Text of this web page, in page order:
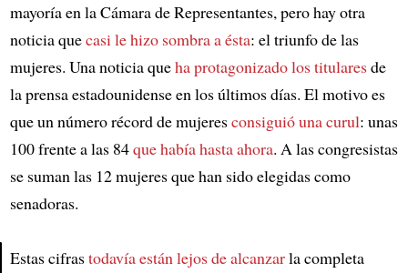
mayoría en la Cámara de Representantes, pero hay otra
noticia quecasi le hizo sombra a ésta: el triunfo de las
mujeres. Una noticia queha protagonizado los titularesde
la prensa estadounidense en los últimos días. El motivo es
que un número récord de mujeresconsiguió una curul: unas
100 frente a las 84que había hasta ahora. A las congresistas
se suman las 12 mujeres que han sido elegidas como
senadoras.
Estas cifrastodavía están lejos de alcanzarla completa